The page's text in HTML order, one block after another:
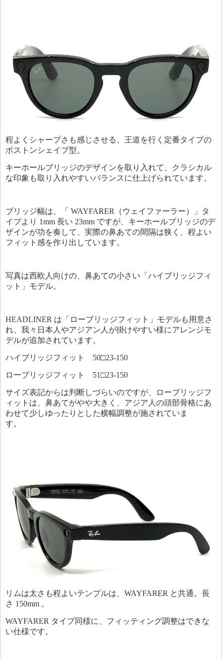
程よくシャープさも感じさせる、王道を行く定番タイプの
ボストンシェイプ型。
キーホールブリッジのデザインを取り入れて、クラシカル
な印象も取り入れやすいバランスに仕上げられています。
ブリッジ幅は、「 WAYFARER（ウェイファーラー）」タ
イプより 1mm 長い 23mm ですが、キーホールブリッジのデ
ザインが功を奏して、実際の鼻あての間隔は狭く、程よい
フィット感を作り出しています。
写真は西欧人向けの、鼻あての小さい「ハイブリッジフィ
ット」モデル。
HEADLINER は「ローブリッジフィット」モデルも用意さ
れ、我々日本人やアジアン人が掛けやすい様にアレンジモ
デルが追加されています。
ハイブリッジフィット 50□23-150
ローブリッジフィット 51□23-150
サイズ表記からは判断しづらいのですが、ローブリッジフ
ィットは、鼻あてがやや大きく、アジア人の頭部骨格にあ
わせて少しゆったりとした横幅調整が施されていま
す。
リムは太さも程よいテンプルは、WAYFARER と共通。長
さ 150mm 。
WAYFARER タイプ同様に、フィッティング調整はできな
い仕様です。